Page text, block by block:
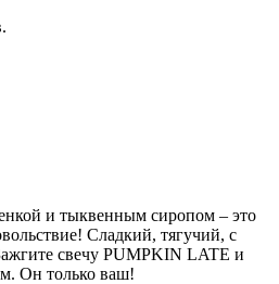
и тыквенным сиропом – это
Сладкий, тягучий, с
свечу PUMPKIN LATE и
Он только ваш!